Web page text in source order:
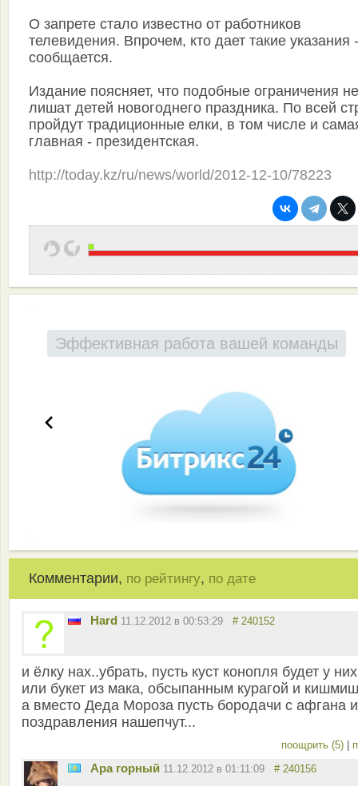
О запрете стало известно от работников
телевидения. Впрочем, кто дает такие указания
сообщается.
Издание поясняет, что подобные ограничения не
лишат детей новогоднего праздника. По всей
пройдут традиционные елки, в том числе и
главная - президентская.
http://today.kz/ru/news/world/2012-12-10/78223
Эффективная работа вашей команды
Комментарии, по рейтингу, по дате
Hard 11.12.2012 в 00:53:29 # 240152
и ёлку нах..убрать, пусть куст конопля будет у них
или букет из мака, обсыпанным курагой и
а вместо Деда Мороза пусть бородачи с афгана
поздравления нашепчут...
поощрить (5)
Ара горный 11.12.2012 в 01:11:09 # 240156